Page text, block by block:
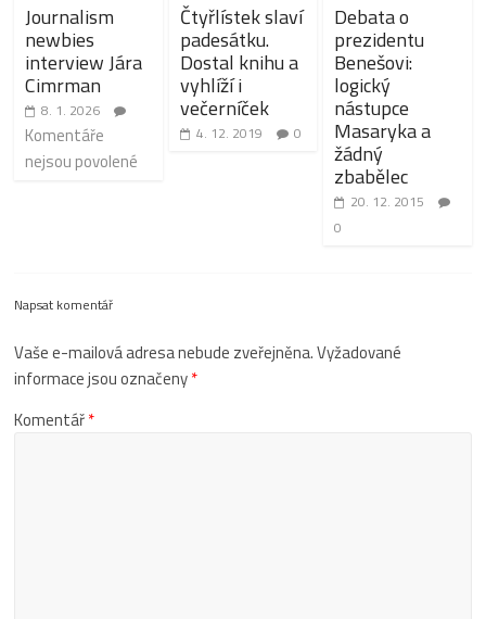
Journalism
newbies
interview Jára
Cimrman
8. 1. 2026
Komentáře
nejsou povolené
Čtyřlístek slaví
padesátku.
Dostal knihu a
vyhlíží i
večerníček
4. 12. 2019 0
Debata o
prezidentu
Benešovi:
logický
nástupce
Masaryka a
žádný
zbabělec
20. 12. 2015
0
Napsat komentář
Vaše e-mailová adresa nebude zveřejněna.Vyžadované
informace jsou označeny*
Komentář*